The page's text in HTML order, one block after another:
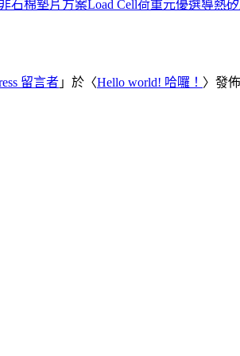
石棉墊片方案Load Cell荷重元優選導熱矽
留言者 」於〈Hello world! 哈囉！ 〉發